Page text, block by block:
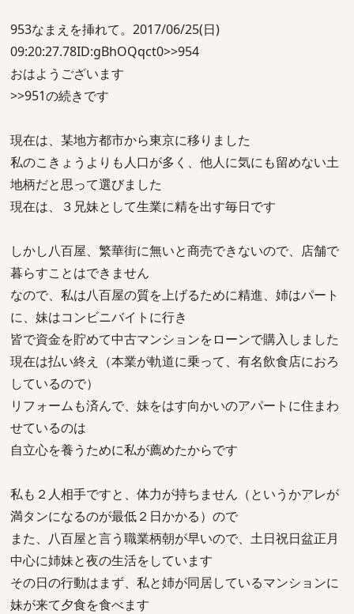
953なまえを挿れて。2017/06/25(日)
09:20:27.78ID:gBhOQqct0>>954
おはようございます
>>951の続きです
現在は、某地方都市から東京に移りました
私のこきょうよりも人口が多く、他人に気にも留めない土
地柄だと思って選びました
現在は、３兄妹として生業に精を出す毎日です
しかし八百屋、繁華街に無いと商売できないので、店舗で
暮らすことはできません
なので、私は八百屋の質を上げるために精進、姉はパート
に、妹はコンビニバイトに行き
皆で資金を貯めて中古マンションをローンで購入しました
現在は払い終え（本業が軌道に乗って、有名飲食店におろ
しているので）
リフォームも済んで、妹をはす向かいのアパートに住まわ
せているのは
自立心を養うために私が薦めたからです
私も２人相手ですと、体力が持ちません（というかアレが
満タンになるのが最低２日かかる）ので
また、八百屋と言う職業柄朝が早いので、土日祝日盆正月
中心に姉妹と夜の生活をしています
その日の行動はまず、私と姉が同居しているマンションに
妹が来て夕食を食べます